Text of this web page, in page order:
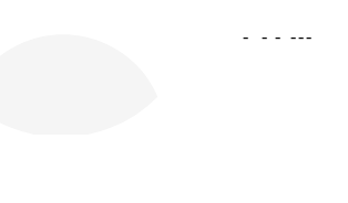
- - - ---